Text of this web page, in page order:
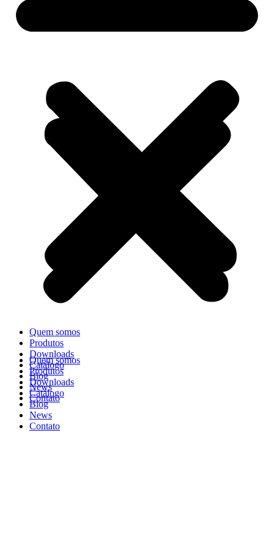
Quem somos
Produtos
Downloads
Catálogo
Blog
News
Contato
Quem somos
Produtos
Downloads
Catálogo
Blog
News
Contato